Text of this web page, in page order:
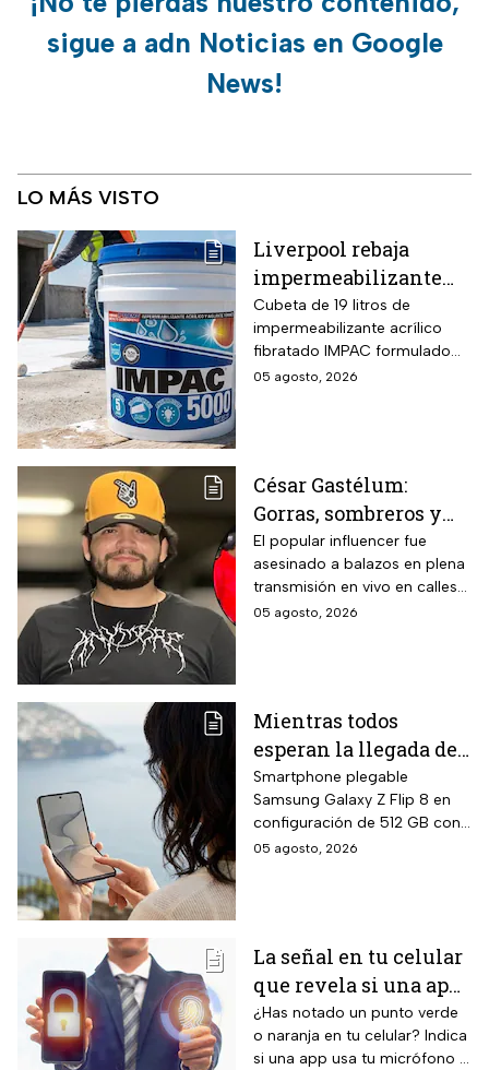
sigue a adn Noticias en Google
News!
LO MÁS VISTO
Liverpool rebaja
impermeabilizante
fibratado IMPAC de 19
litros y secado rápido
de 4-6 horas con hasta
13 MSI
Cubeta de 19 litros de
impermeabilizante acrílico
fibratado IMPAC formulado
con base agua, resinas
lámina galvanizada,
fibrocemento y ladrillos,
además de fórmula libre de
asbesto y no inflamable.
05 agosto, 2026
César Gastélum:
Gorras, sombreros y
las letras MZ, las
pistas que investigan
tras el asesinato del
influencer
El popular influencer fue
asesinado a balazos en plena
transmisión en vivo en calles
de Culiacán, Sinaloa.
05 agosto, 2026
Mientras todos
esperan la llegada del
nuevo celular
Samsung Z Flip8 de
512GB, Liverpool
rebaja el valor de la
intereses
Smartphone plegable
Samsung Galaxy Z Flip 8 en
configuración de 512 GB con
pantalla principal Dynamic
actualizaciones de sistema
operativo garantizadas y suite
completa de Galaxy AI con
inteligencia artificial integrada.
05 agosto, 2026
La señal en tu celular
que revela si una app
te está escuchando
¡No la ignores!
¿Has notado un punto verde
o naranja en tu celular? Indica
si una app usa tu micrófono o